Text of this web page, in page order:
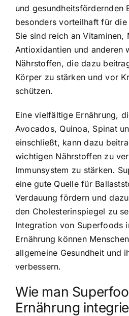
und gesundheitsfördernden
besonders vorteilhaft für die
Sie sind reich an Vitaminen,
Antioxidantien und anderen
Nährstoffen, die dazu
Körper zu stärken und vor
schützen.
Eine vielfältige Ernährung,
Avocados, Quinoa, Spinat
einschließt, kann dazu
wichtigen Nährstoffen zu
Immunsystem zu stärken.
eine gute Quelle für
Verdauung fördern und
den Cholesterinspiegel zu
Integration von Superfoods
Ernährung können
allgemeine Gesundheit und
verbessern.
Wie man
Ernährung